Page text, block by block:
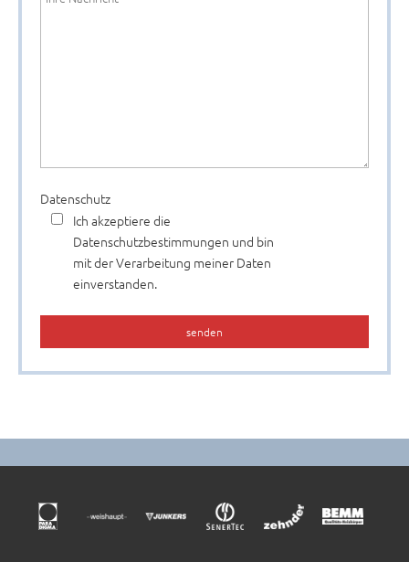
lasse
dieses
Datenschutz
Ich akzeptiere die
Datenschutzbestimmungen und bin
mit der Verarbeitung meiner Daten
einverstanden.